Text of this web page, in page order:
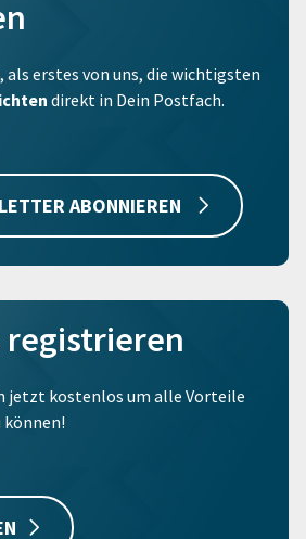
erstes von uns, die wichtigsten
direkt in Dein Postfach.
ABONNIEREN
registrieren
jetzt kostenlos um alle Vorteile